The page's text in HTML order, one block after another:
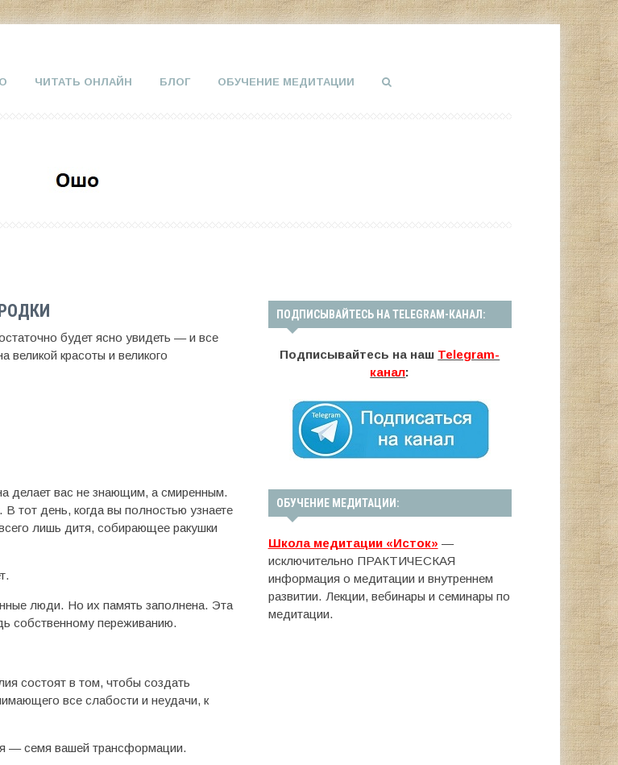
ЧИТАТЬ ОНЛАЙН БЛОГ ОБУЧЕНИЕ МЕДИТАЦИИ
будет ясно увидеть — и все
красоты и великого
делает вас не знающим, а смиренным.
тот день, когда вы полностью узнаете
лишь дитя, собирающее ракушки
люди. Но их память заполнена. Эта
собственному переживанию.
состоят в том, чтобы создать
все слабости и неудачи, к
— семя вашей трансформации.
ПОДПИСЫВАЙТЕСЬ НА TELEGRAM-КАНАЛ:
Подписывайтесь на наш Telegram-
канал:
ОБУЧЕНИЕ МЕДИТАЦИИ:
Школа медитации «Исток» —
исключительно ПРАКТИЧЕСКАЯ
информация о медитации и внутреннем
развитии. Лекции, вебинары и семинары по
медитации.